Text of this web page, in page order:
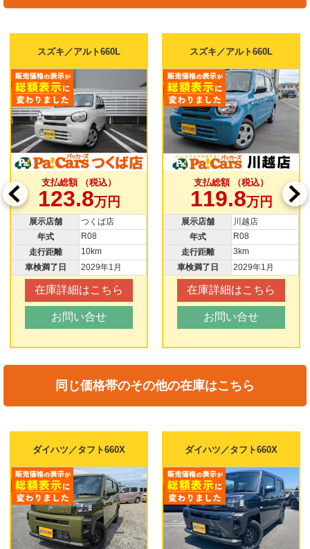
スズキ／アルト660L
支払総額 （税込）
119.8
展示店舗
年式
走行距離
車検満了日
在庫詳細はこちら
お問い合せ
スズキ／アルト
支払総額 （税込）
123.8万
展示店舗
年式
走行距離
車検満了日
在庫詳細はこち
お問い合せ
同じ価格帯のその他の在庫はこちら
ダイハツ／タフト660X ダイハツ／タフト660X